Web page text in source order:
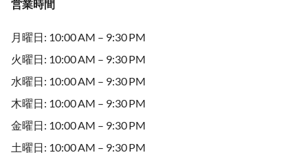
営業時間
月曜日: 10:00 AM – 9:30 PM
火曜日: 10:00 AM – 9:30 PM
水曜日: 10:00 AM – 9:30 PM
木曜日: 10:00 AM – 9:30 PM
金曜日: 10:00 AM – 9:30 PM
土曜日: 10:00 AM – 9:30 PM